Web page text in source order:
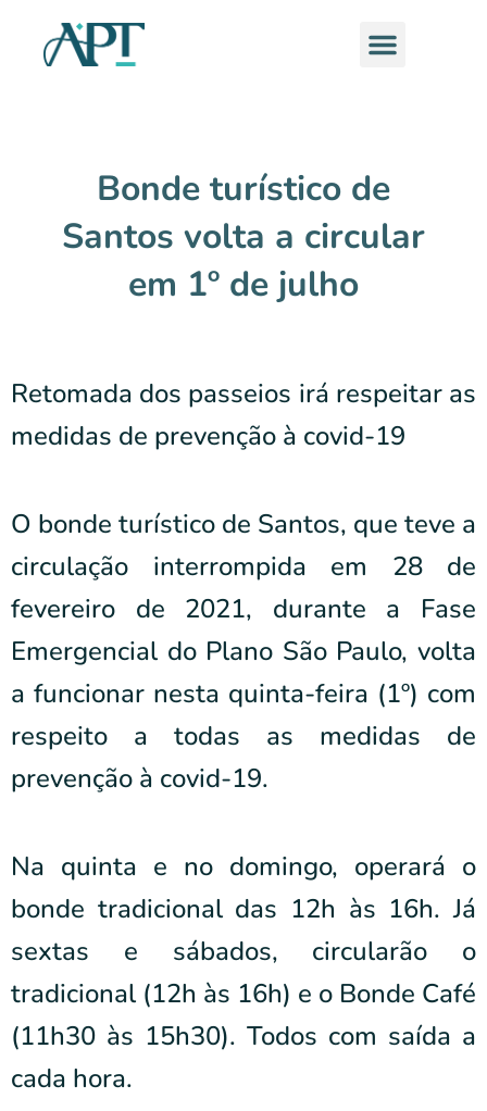
Menu
Bonde turístico de
Santos volta a circular
em 1º de julho
Retomada dos passeios irá respeitar as
medidas de prevenção à covid-19
O bonde turístico de Santos, que teve a
circulação interrompida em 28 de
fevereiro de 2021, durante a Fase
Emergencial do Plano São Paulo, volta
a funcionar nesta quinta-feira (1º) com
respeito a todas as medidas de
prevenção à covid-19.
Na quinta e no domingo, operará o
bonde tradicional das 12h às 16h. Já
sextas e sábados, circularão o
tradicional (12h às 16h) e o Bonde Café
(11h30 às 15h30). Todos com saída a
cada hora.